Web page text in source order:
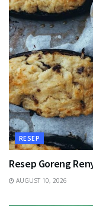
RESEP
Resep Goreng
AUGUST 10, 2026